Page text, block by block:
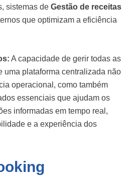
sistemas de Gestão de receitas
que optimizam a eficiência
A capacidade de gerir todas as
uma plataforma centralizada não
operacional, como também
essenciais que ajudam os
informadas em tempo real,
e a experiência dos